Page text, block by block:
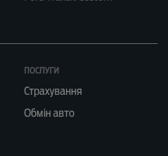
ПОСЛУГИ
Страхування
Обмін авто